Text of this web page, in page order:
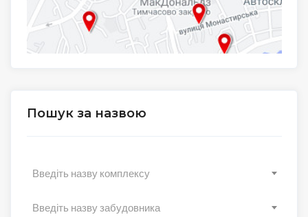
Пошук за назвою
Введіть назву комплексу
Введіть назву забудовника